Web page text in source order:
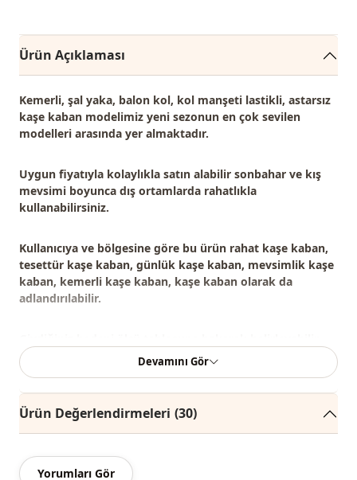
Ürün Açıklaması
Kemerli, şal yaka, balon kol, kol manşeti lastikli, astarsız
kaşe kaban modelimiz yeni sezonun en çok sevilen
modelleri arasında yer almaktadır.
Uygun fiyatıyla kolaylıkla satın alabilir sonbahar ve kış
mevsimi boyunca dış ortamlarda rahatlıkla
kullanabilirsiniz.
Kullanıcıya ve bölgesine göre bu ürün rahat kaşe kaban,
tesettür kaşe kaban, günlük kaşe kaban, mevsimlik kaşe
kaban, kemerli kaşe kaban, kaşe kaban olarak da
adlandırılabilir.
size en uygun bedeni sepetinize ekleyerek en iyi fiyata
sipariş edebilirsiniz.
Not: Ürün içeriği kabandan oluşmaktadır. (Gömlek,
Devamını Gör
Ürün Değerlendirmeleri (30)
Yorumları Gör